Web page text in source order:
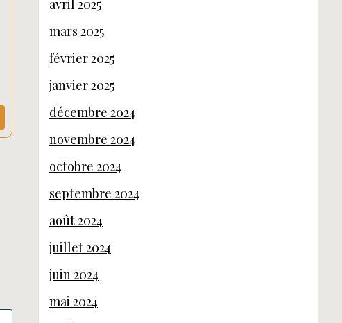
avril 2025
mars 2025
février 2025
janvier 2025
décembre 2024
novembre 2024
octobre 2024
septembre 2024
août 2024
juillet 2024
juin 2024
mai 2024